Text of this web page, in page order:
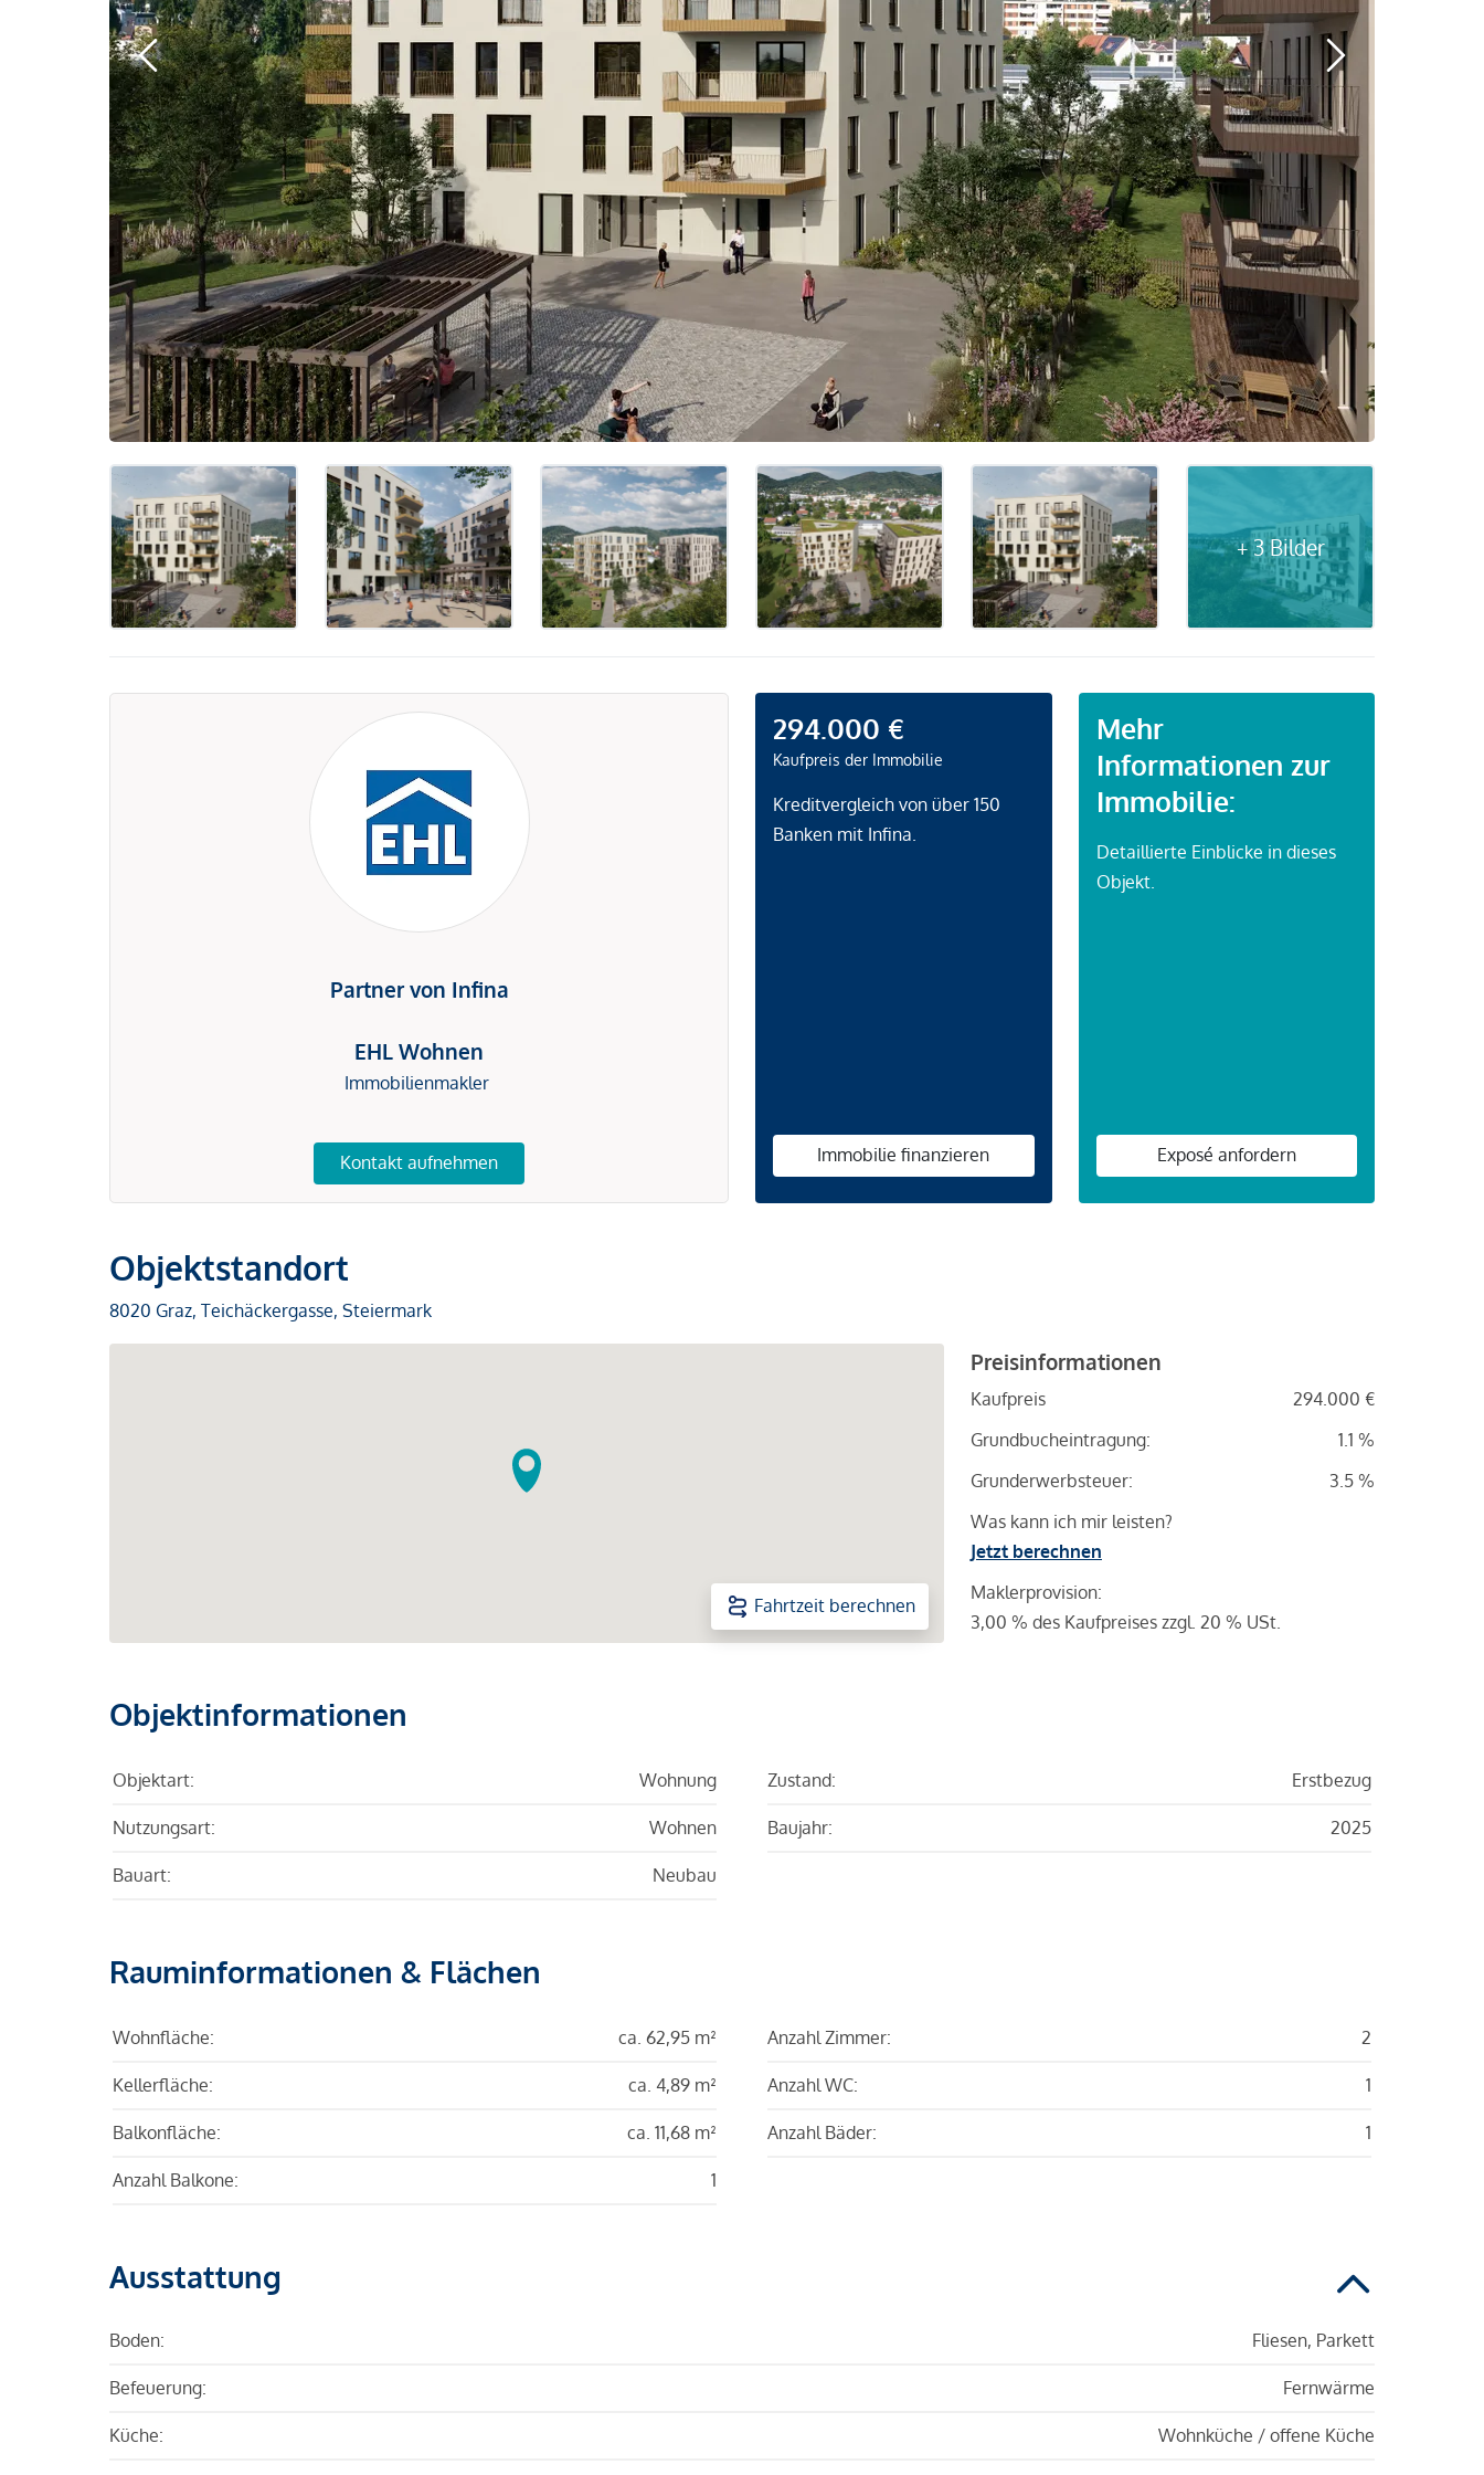
+ 3 Bilder
Partner von Infina
EHL Wohnen
Immobilienmakler
Kontakt aufnehmen
294.000 €
Kaufpreis der Immobilie
Kreditvergleich von über 150
Banken mit Infina.
Immobilie finanzieren
Mehr
Informationen zur
Immobilie:
Detaillierte Einblicke in dieses
Objekt.
Exposé anfordern
Objektstandort
8020 Graz, Teichäckergasse, Steiermark
Fahrtzeit berechnen
Preisinformationen
Kaufpreis
294.000 €
Grundbucheintragung:
1.1 %
Grunderwerbsteuer:
3.5 %
Was kann ich mir leisten?
Jetzt berechnen
Maklerprovision:
3,00 % des Kaufpreises zzgl. 20 % USt.
Objektinformationen
Objektart: Wohnung
Nutzungsart: Wohnen
Bauart: Neubau
Zustand: Erstbezug
Baujahr: 2025
Rauminformationen & Flächen
Wohnfläche: ca. 62,95 m²
Kellerfläche: ca. 4,89 m²
Balkonfläche: ca. 11,68 m²
Anzahl Balkone: 1
Anzahl Zimmer: 2
Anzahl WC: 1
Anzahl Bäder: 1
Ausstattung
Boden: Fliesen, Parkett
Befeuerung: Fernwärme
Küche: Wohnküche / offene Küche